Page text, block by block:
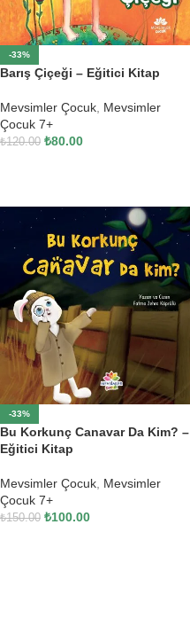
-33%
Barış Çiçeği – Eğitici Kitap
Mevsimler Çocuk Mevsimler
Çocuk 7+
₺120.00 ₺80.00
-33%
Bu Korkunç Canavar Da Kim? –
Eğitici Kitap
Mevsimler Çocuk Mevsimler
Çocuk 7+
₺150.00 ₺100.00